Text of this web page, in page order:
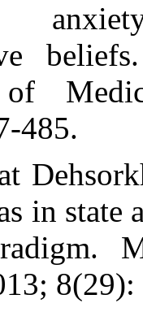
of
457-
bias